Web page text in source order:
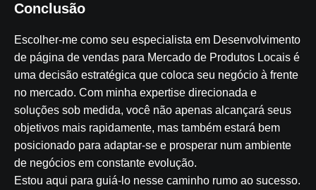
Conclusão
Escolher-me como seu especialista em Desenvolvimento
de página de vendas para Mercado de Produtos Locais é
uma decisão estratégica que coloca seu negócio à frente
no mercado. Com minha expertise direcionada e
soluções sob medida, você não apenas alcançará seus
objetivos mais rapidamente, mas também estará bem
posicionado para adaptar-se e prosperar num ambiente
de negócios em constante evolução.
Estou aqui para guiá-lo nesse caminho rumo ao sucesso.